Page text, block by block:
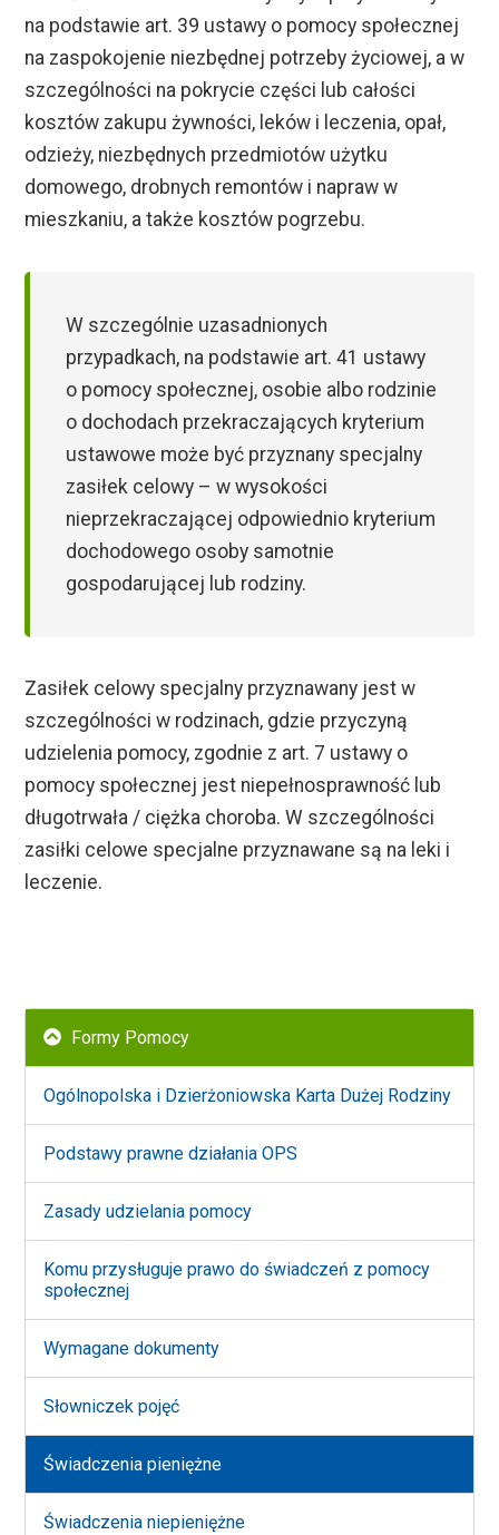
na podstawie art. 39 ustawy o pomocy społecznej
na zaspokojenie niezbędnej potrzeby życiowej, a w
szczególności na pokrycie części lub całości
kosztów zakupu żywności, leków i leczenia, opał,
odzieży, niezbędnych przedmiotów użytku
domowego, drobnych remontów i napraw w
mieszkaniu, a także kosztów pogrzebu.
W szczególnie uzasadnionych
przypadkach, na podstawie art. 41 ustawy
o pomocy społecznej, osobie albo rodzinie
o dochodach przekraczających kryterium
ustawowe może być przyznany specjalny
zasiłek celowy – w wysokości
nieprzekraczającej odpowiednio kryterium
dochodowego osoby samotnie
gospodarującej lub rodziny.
Zasiłek celowy specjalny przyznawany jest w
szczególności w rodzinach, gdzie przyczyną
udzielenia pomocy, zgodnie z art. 7 ustawy o
pomocy społecznej jest niepełnosprawność lub
długotrwała / ciężka choroba. W szczególności
zasiłki celowe specjalne przyznawane są na leki i
leczenie.
Wyżej
Formy Pomocy
Ogólnopolska i Dzierżoniowska Karta Dużej Rodziny
Podstawy prawne działania OPS
Zasady udzielania pomocy
Komu przysługuje prawo do świadczeń z pomocy
społecznej
Wymagane dokumenty
Słowniczek pojęć
Świadczenia pieniężne
Świadczenia niepieniężne